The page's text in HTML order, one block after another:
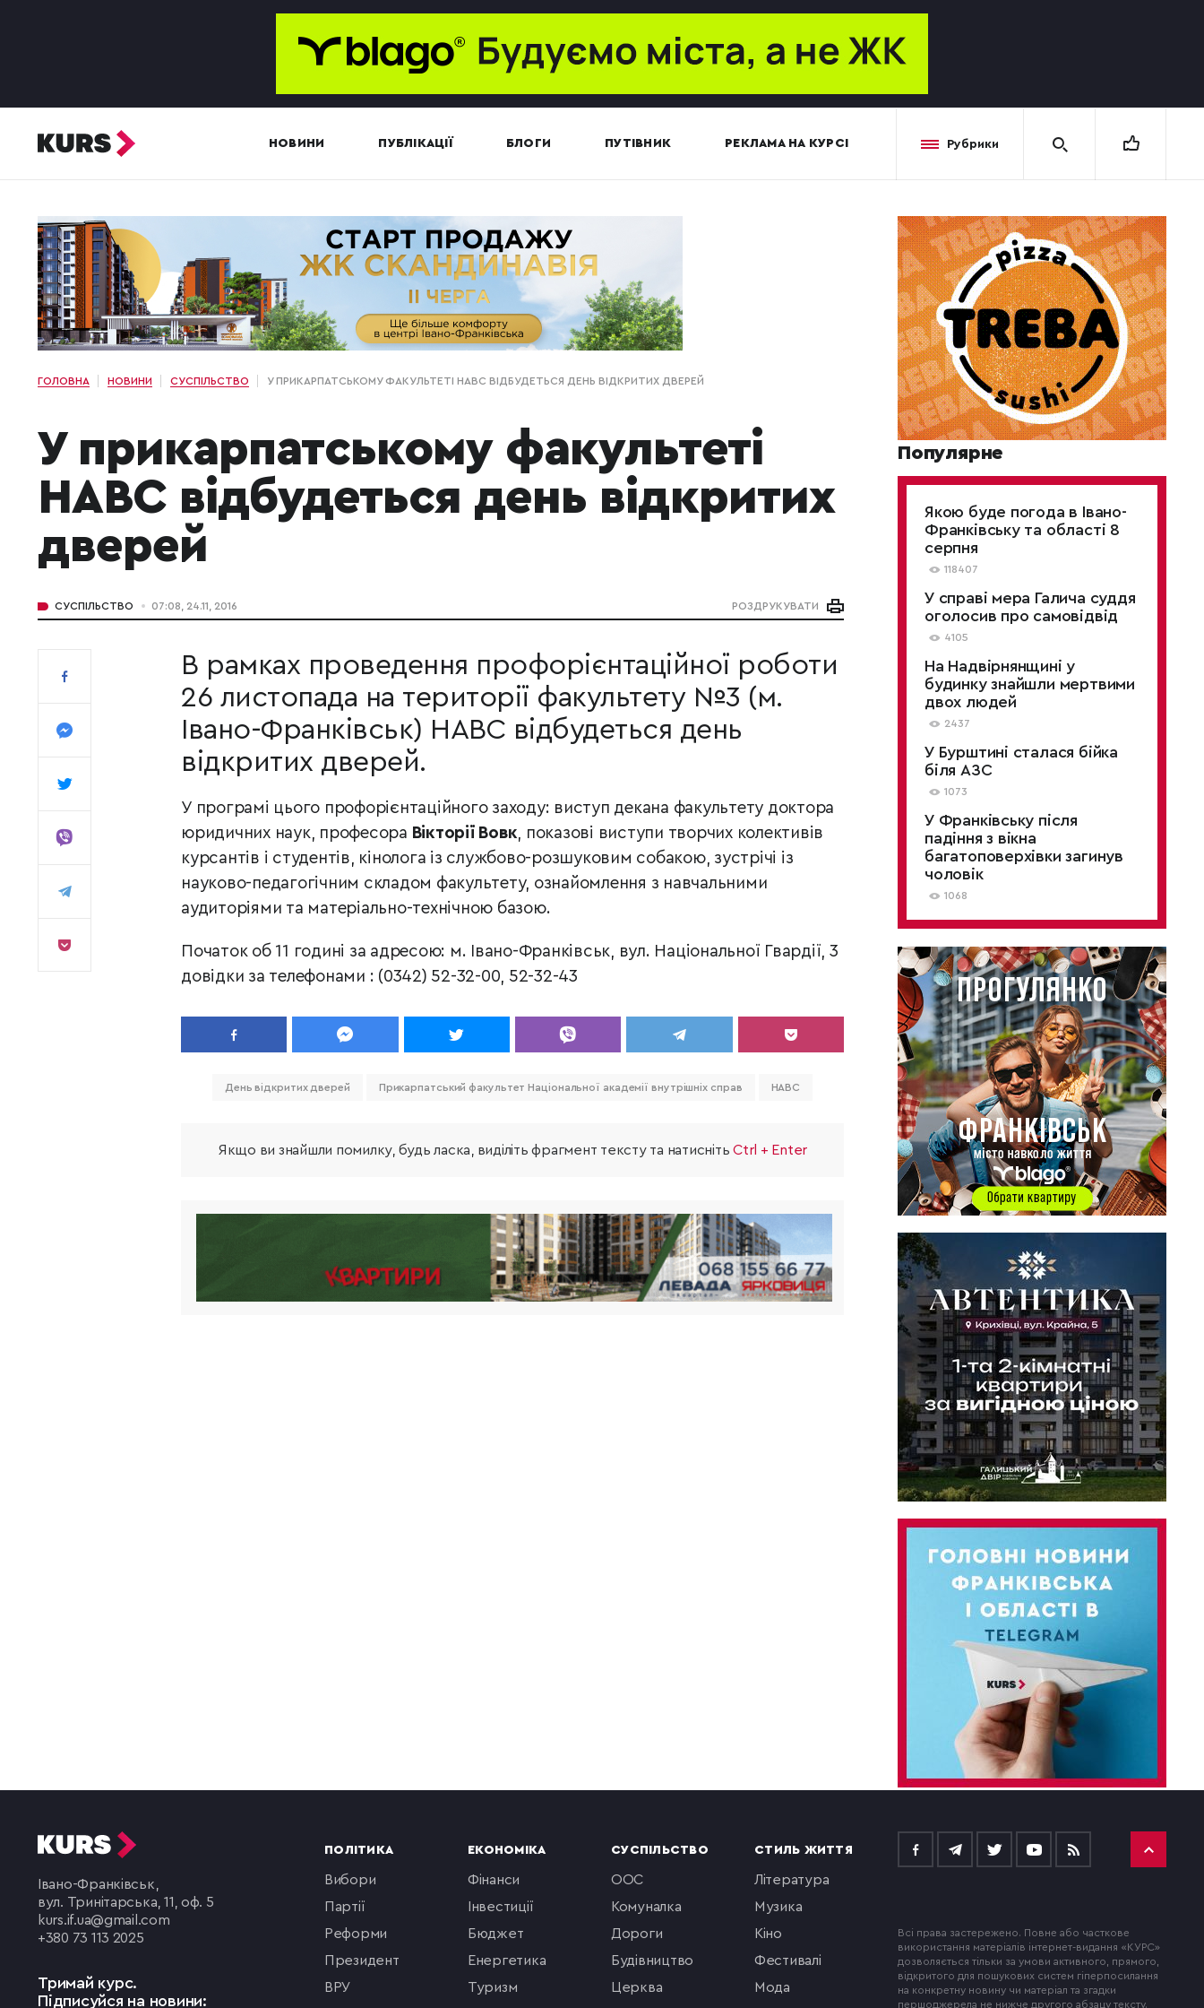
НОВИНИ ПУБЛІКАЦІЇ БЛОГИ ПУТІВНИК РЕКЛАМА НА КУРСІ Рубрики
ГОЛОВНА НОВИНИ СУСПІЛЬСТВО У ПРИКАРПАТСЬКОМУ ФАКУЛЬТЕТІ НАВС ВІДБУДЕТЬСЯ ДЕНЬ ВІДКРИТИХ ДВЕРЕЙ
У прикарпатському факультеті
НАВС відбудеться день відкритих
дверей
СУСПІЛЬСТВО 07:08, 24.11, 2016 РОЗДРУКУВАТИ
​В рамках проведення профорієнтаційної роботи
26 листопада на території факультету №3 (м.
Івано-Франківськ) НАВС відбудеться день
відкритих дверей.
У програмі цього профорієнтаційного заходу: виступ декана факультету доктора
юридичних наук, професора Вікторії Вовк, показові виступи творчих колективів
курсантів і студентів, кінолога із службово-розшуковим собакою, зустрічі із
науково-педагогічним складом факультету, ознайомлення з навчальними
аудиторіями та матеріально-технічною базою.
Початок об 11 годині за адресою: м. Івано-Франківськ, вул. Національної Гвардії, 3
довідки за телефонами : (0342) 52-32-00, 52-32-43
День відкритих дверей Прикарпатський факультет Національної академії внутрішніх справ НАВС
Якщо ви знайшли помилку, будь ласка, виділіть фрагмент тексту та натиснітьCtrl + Enter
Популярне
Якою буде погода в Івано-
Франківську та області 8
серпня
118407
У справі мера Галича суддя
оголосив про самовідвід
4105
На Надвірнянщині у
будинку знайшли мертвими
двох людей
2437
У Бурштині сталася бійка
біля АЗС
1073
У Франківську після
падіння з вікна
багатоповерхівки загинув
чоловік
1068
Івано-Франківськ,
вул. Тринітарська, 11, оф. 5
kurs.if.ua@gmail.com
+380 73 113 2025
Тримай курс.
Підписуйся на новини:
ПОЛІТИКА
вибори
партії
реформи
президент
ВРУ
ЕКОНОМІКА
фінанси
інвестиції
бюджет
енергетика
туризм
СУСПІЛЬСТВО
ООС
комуналка
Дороги
будівництво
церква
СТИЛЬ ЖИТТЯ
література
музика
кіно
фестивалі
мода
Всі права застережено. Повне або часткове
використання матеріалів інтернет-видання «КУРС»
дозволяється тільки за умови активного, прямого,
відкритого для пошукових систем гіперпосилання
на конкретну новину чи матеріал та згадки
першоджерела не нижче другого абзацу тексту.